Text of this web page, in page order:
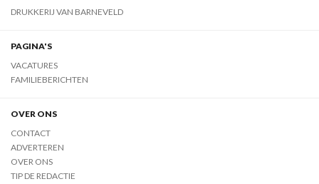
DRUKKERIJ VAN BARNEVELD
PAGINA'S
VACATURES
FAMILIEBERICHTEN
OVER ONS
CONTACT
ADVERTEREN
OVER ONS
TIP DE REDACTIE